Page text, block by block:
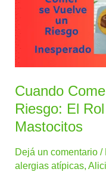
Cuando
Riesgo: El
Mastocitos
Dejá un comentario /
alergias atípicas,
en
un
Riesgo:
El
Rol
Oculto
de
Mastocitos